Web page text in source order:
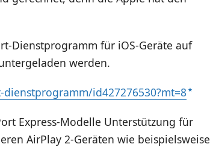
Dienstprogramm für iOS-Geräte auf
werden.
id427276530?mt=8
Express-Modelle Unterstützung für
AirPlay 2-Geräten wie beispielsweise